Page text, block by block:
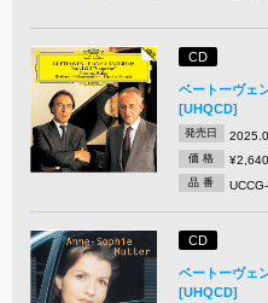
CD
ベートーヴェ
[UHQCD]
発売日
価 格
品 番
CD
ベートーヴェ
[UHQCD]